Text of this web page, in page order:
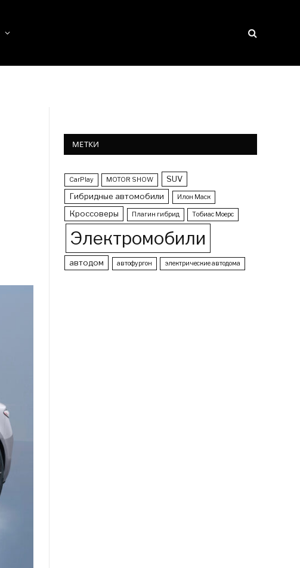
МЕТКИ
CarPlay MOTOR SHOW
SUV
Гибридные автомобили
Илон Маск
Кроссоверы Плагин гибрид Тобиас Моерс
Электромобили
автодом автофургон электрические автодома